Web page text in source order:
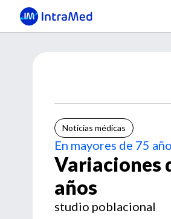
Noticias médicas
En mayores de 75
Variaciones
años
studio poblacional